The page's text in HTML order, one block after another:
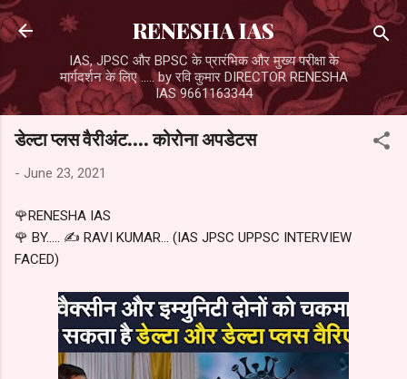
Skip to main content
RENESHA IAS
IAS, JPSC और BPSC के प्रारंभिक और मुख्य परीक्षा के
मार्गदर्शन के लिए ..... by रवि कुमार DIRECTOR RENESHA
IAS 9661163344
डेल्टा प्लस वैरीअंट.... कोरोना अपडेटस
- June 23, 2021
🌹RENESHA IAS
🌹 BY..... ✍️ RAVI KUMAR... (IAS JPSC UPPSC INTERVIEW
FACED)